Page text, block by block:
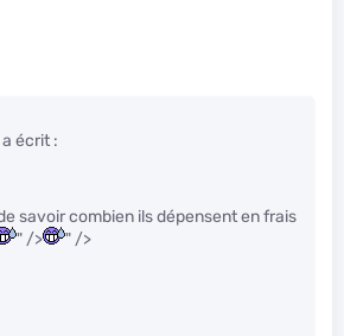
écrit :
savoir combien ils dépensent en frais
" /> " />